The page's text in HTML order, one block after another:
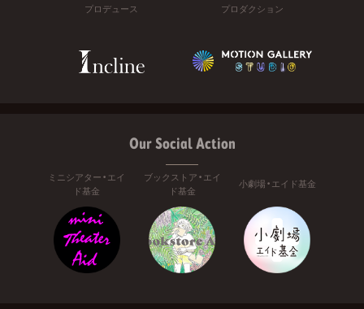
プロデュース プロダクション
Our Social Action
ミニシアター・エイ
ド基金
ブックストア・エイ
ド基金
小劇場・エイド基金